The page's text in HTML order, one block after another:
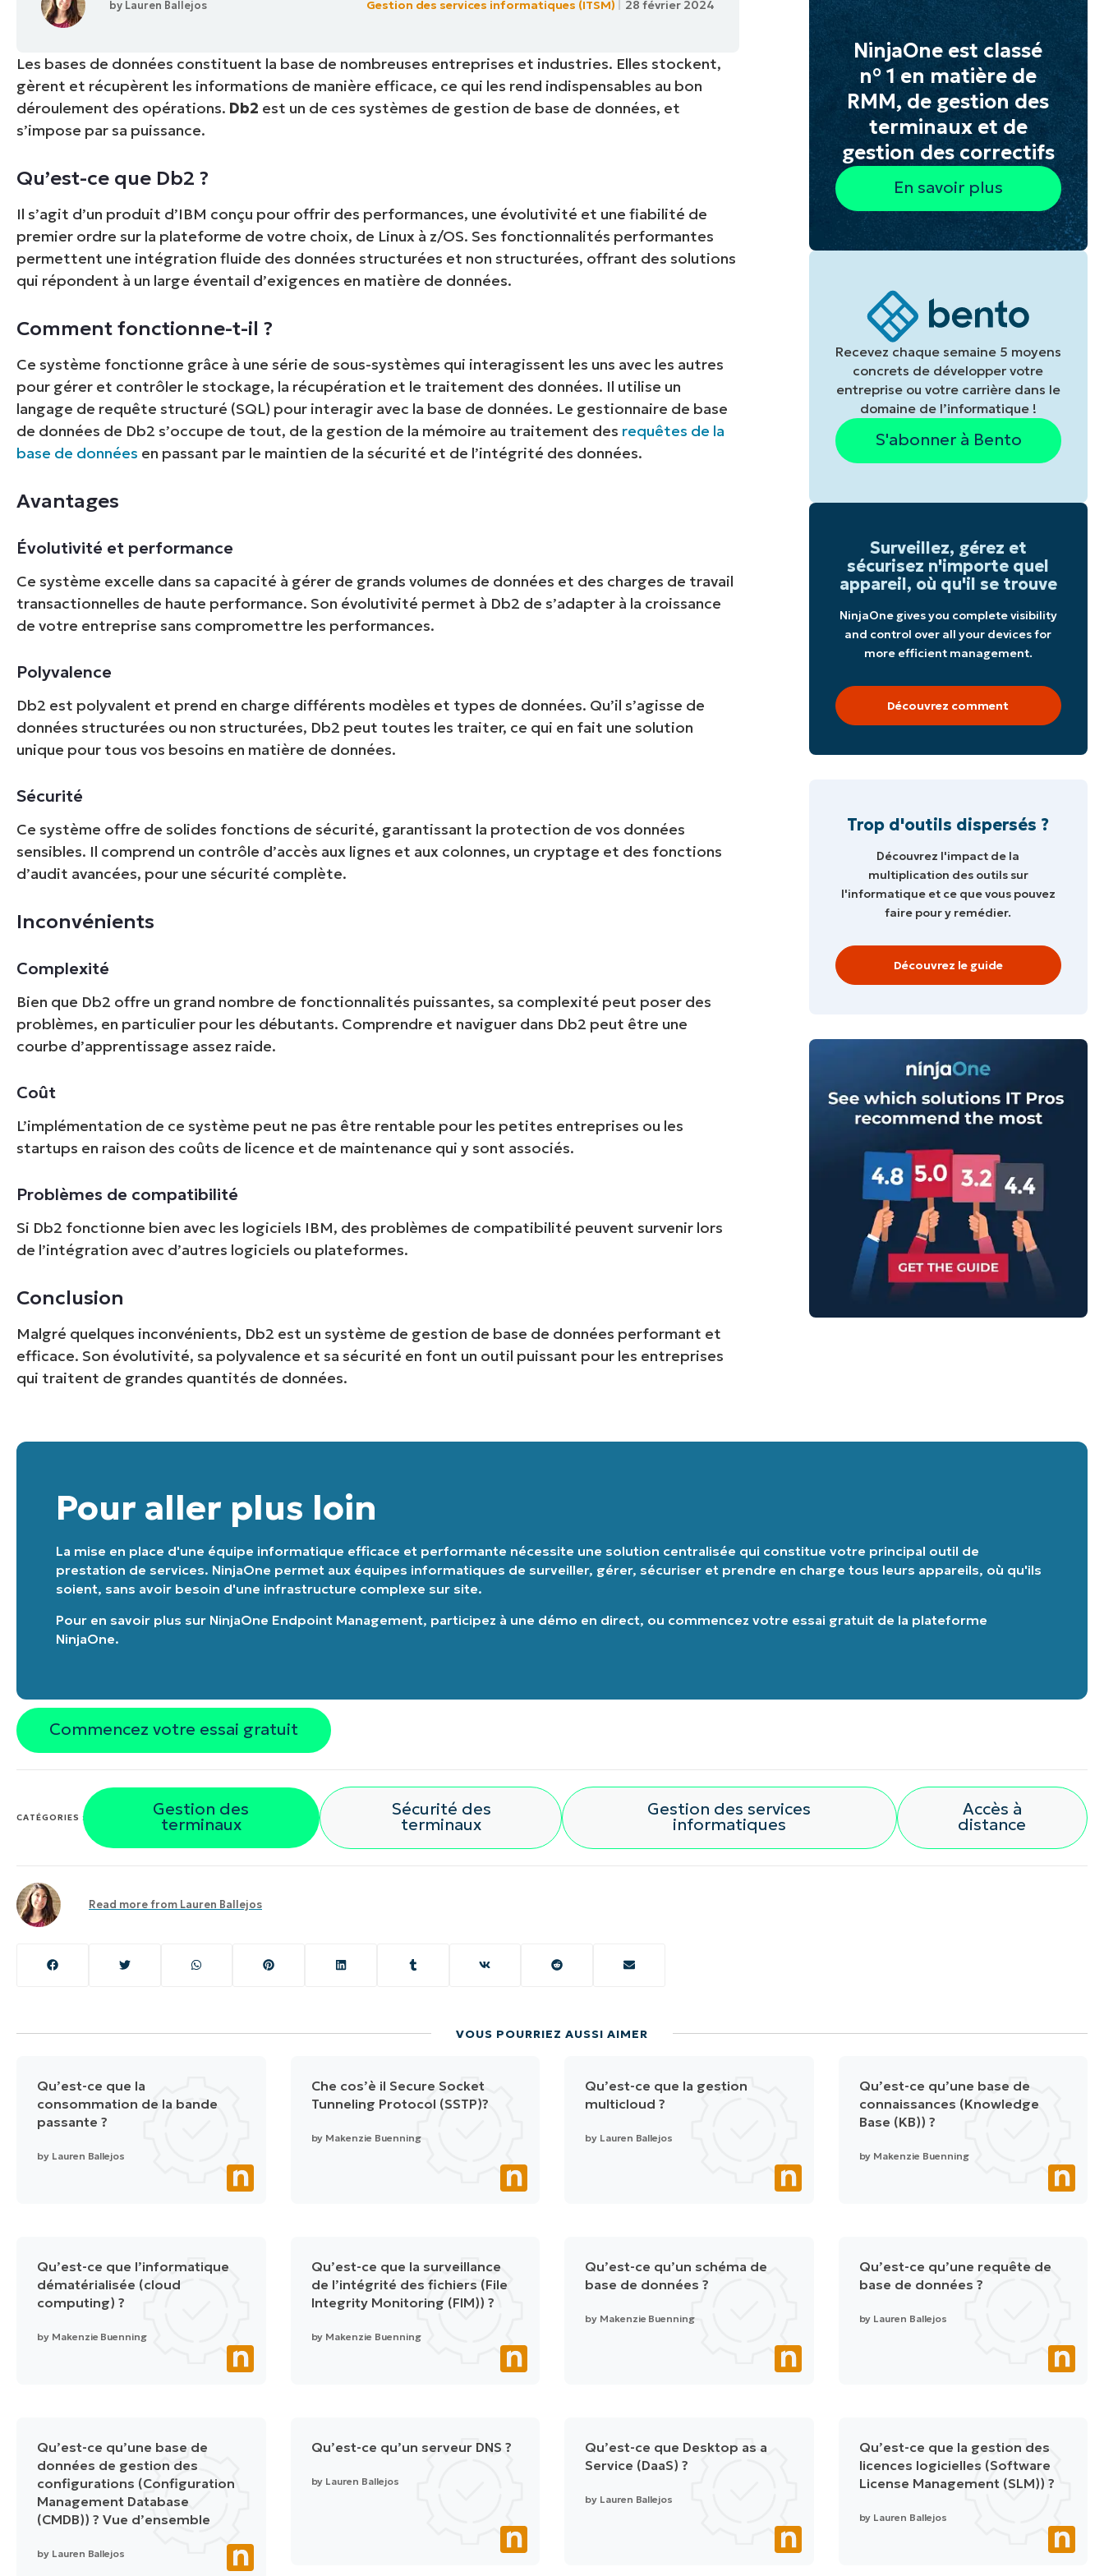
CONTACTER NOTRE ÉQUIPE COMMERCIALE
VIDÉO DE
DÉMONSTRATION
DÉMONSTRATION
by Lauren Ballejos Gestion des services informatiques (ITSM) 28 février 2024
Les bases de données constituent la base de nombreuses entreprises et industries. Elles stockent,
gèrent et récupèrent les informations de manière efficace, ce qui les rend indispensables au bon
déroulement des opérations. Db2 est un de ces systèmes de gestion de base de données, et
s’impose par sa puissance.
Qu’est-ce que Db2 ?
Il s’agit d’un produit d’IBM conçu pour offrir des performances, une évolutivité et une fiabilité de
premier ordre sur la plateforme de votre choix, de Linux à z/OS. Ses fonctionnalités performantes
permettent une intégration fluide des données structurées et non structurées, offrant des solutions
qui répondent à un large éventail d’exigences en matière de données.
Comment fonctionne-t-il ?
Ce système fonctionne grâce à une série de sous-systèmes qui interagissent les uns avec les autres
pour gérer et contrôler le stockage, la récupération et le traitement des données. Il utilise un
langage de requête structuré (SQL) pour interagir avec la base de données. Le gestionnaire de base
de données de Db2 s’occupe de tout, de la gestion de la mémoire au traitement des requêtes de la
base de données en passant par le maintien de la sécurité et de l’intégrité des données.
Avantages
Évolutivité et performance
Ce système excelle dans sa capacité à gérer de grands volumes de données et des charges de travail
transactionnelles de haute performance. Son évolutivité permet à Db2 de s’adapter à la croissance
de votre entreprise sans compromettre les performances.
Polyvalence
Db2 est polyvalent et prend en charge différents modèles et types de données. Qu’il s’agisse de
données structurées ou non structurées, Db2 peut toutes les traiter, ce qui en fait une solution
unique pour tous vos besoins en matière de données.
Sécurité
Ce système offre de solides fonctions de sécurité, garantissant la protection de vos données
sensibles. Il comprend un contrôle d’accès aux lignes et aux colonnes, un cryptage et des fonctions
d’audit avancées, pour une sécurité complète.
Inconvénients
Complexité
Bien que Db2 offre un grand nombre de fonctionnalités puissantes, sa complexité peut poser des
problèmes, en particulier pour les débutants. Comprendre et naviguer dans Db2 peut être une
courbe d’apprentissage assez raide.
Coût
L’implémentation de ce système peut ne pas être rentable pour les petites entreprises ou les
startups en raison des coûts de licence et de maintenance qui y sont associés.
Problèmes de compatibilité
Si Db2 fonctionne bien avec les logiciels IBM, des problèmes de compatibilité peuvent survenir lors
de l’intégration avec d’autres logiciels ou plateformes.
Conclusion
Malgré quelques inconvénients, Db2 est un système de gestion de base de données performant et
efficace. Son évolutivité, sa polyvalence et sa sécurité en font un outil puissant pour les entreprises
qui traitent de grandes quantités de données.
NinjaOne est classé
n° 1 en matière de
RMM, de gestion des
terminaux et de
gestion des correctifs
En savoir plus
Recevez chaque semaine 5 moyens
concrets de développer votre
entreprise ou votre carrière dans le
domaine de l’informatique !
S'abonner à Bento
Surveillez, gérez et
sécurisez n'importe quel
appareil, où qu'il se trouve
NinjaOne gives you complete visibility
and control over all your devices for
more efficient management.
Découvrez comment
Trop d'outils dispersés ?
Découvrez l'impact de la
multiplication des outils sur
l'informatique et ce que vous pouvez
faire pour y remédier.
Découvrez le guide
Pour aller plus loin
La mise en place d'une équipe informatique efficace et performante nécessite une solution centralisée qui constitue votre principal outil de
prestation de services. NinjaOne permet aux équipes informatiques de surveiller, gérer, sécuriser et prendre en charge tous leurs appareils, où qu'ils
soient, sans avoir besoin d'une infrastructure complexe sur site.
Pour en savoir plus sur NinjaOne Endpoint Management, participez à une démo en direct, ou commencez votre essai gratuit de la plateforme
NinjaOne.
Commencez votre essai gratuit
CATÉGORIES : Gestion des
terminaux
Sécurité des
terminaux
Gestion des services
informatiques
Accès à
distance
Read more from Lauren Ballejos
VOUS POURRIEZ AUSSI AIMER
Qu’est-ce que la
consommation de la bande
passante ?
by Lauren Ballejos
Che cos’è il Secure Socket
Tunneling Protocol (SSTP)?
by Makenzie Buenning
Qu’est-ce que la gestion
multicloud ?
by Lauren Ballejos
Qu’est-ce qu’une base de
connaissances (Knowledge
Base (KB)) ?
by Makenzie Buenning
Qu’est-ce que l’informatique
dématérialisée (cloud
computing) ?
by Makenzie Buenning
Qu’est-ce que la surveillance
de l’intégrité des fichiers (File
Integrity Monitoring (FIM)) ?
by Makenzie Buenning
Qu’est-ce qu’un schéma de
base de données ?
by Makenzie Buenning
Qu’est-ce qu’une requête de
base de données ?
by Lauren Ballejos
Qu’est-ce qu’une base de
données de gestion des
configurations (Configuration
Management Database
(CMDB)) ? Vue d’ensemble
by Lauren Ballejos
Qu’est-ce qu’un serveur DNS ?
by Lauren Ballejos
Qu’est-ce que Desktop as a
Service (DaaS) ?
by Lauren Ballejos
Qu’est-ce que la gestion des
licences logicielles (Software
License Management (SLM)) ?
by Lauren Ballejos
Pas de carte de crédit requise, accès complet à toutes les fonctionnalités.
et
Company
name*